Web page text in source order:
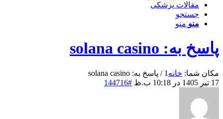
مقالات پزشکی
جستجو
منو منو
پاسخ به: solana casino
مکان شما: خانه 1
/ پاسخ به: solana casino
17 تیر 1405 در 10:18 ب.ظ
#144716